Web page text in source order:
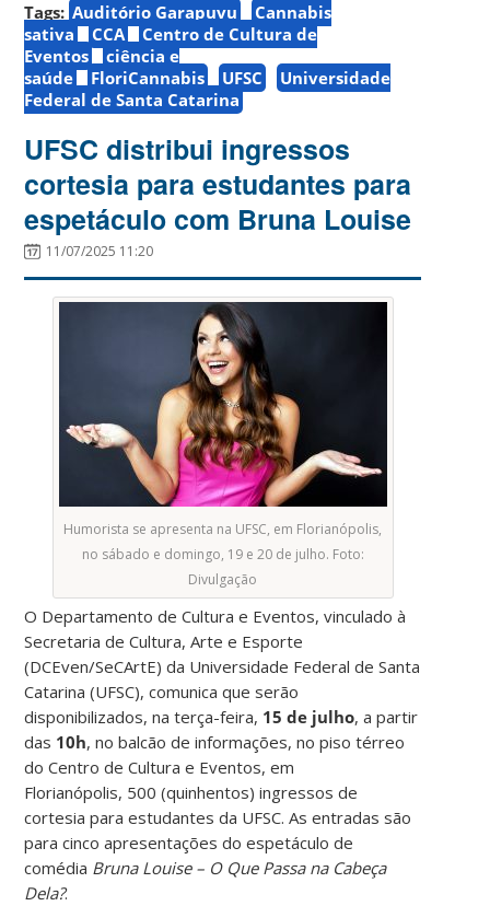
Tags: Auditório Garapuvu
Cannabis
sativa
CCA
Centro de Cultura de
Eventos
ciência e
saúde
FloriCannabis UFSC
Universidade
Federal de Santa Catarina
UFSC distribui ingressos
cortesia para estudantes para
espetáculo com Bruna Louise
11/07/2025 11:20
Humorista se apresenta na UFSC, em Florianópolis,
no sábado e domingo, 19 e 20 de julho. Foto:
Divulgação
O Departamento de Cultura e Eventos, vinculado à
Secretaria de Cultura, Arte e Esporte
(DCEven/SeCArtE) da Universidade Federal de Santa
Catarina (UFSC), comunica que serão
disponibilizados, na terça-feira, 15 de julho, a partir
das 10h, no balcão de informações, no piso térreo
do Centro de Cultura e Eventos, em
Florianópolis, 500 (quinhentos) ingressos de
cortesia para estudantes da UFSC. As entradas são
para cinco apresentações do espetáculo de
comédia Bruna Louise – O Que Passa na Cabeça
Dela?.